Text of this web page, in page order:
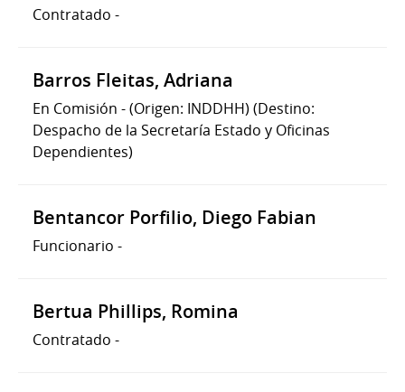
Contratado -
Barros Fleitas, Adriana
En Comisión -(Origen: INDDHH) (Destino:
Despacho de la Secretaría Estado y Oficinas
Dependientes)
Bentancor Porfilio, Diego Fabian
Funcionario -
Bertua Phillips, Romina
Contratado -